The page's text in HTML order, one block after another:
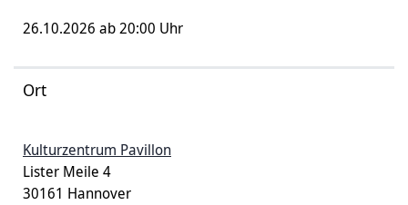
26.10.2026 ab 20:00 Uhr
Ort
Kulturzentrum Pavillon
Lister Meile 4
30161 Hannover